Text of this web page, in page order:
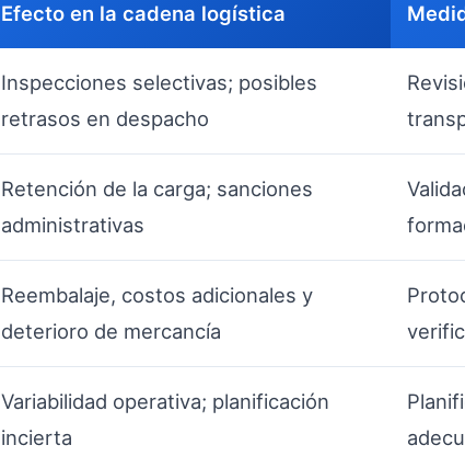
Efecto en la cadena logística
Inspecciones selectivas; posibles
retrasos en despacho
Retención de la carga; sanciones
administrativas
Reembalaje, costos adicionales y
deterioro de mercancía
Variabilidad operativa; planificación
incierta